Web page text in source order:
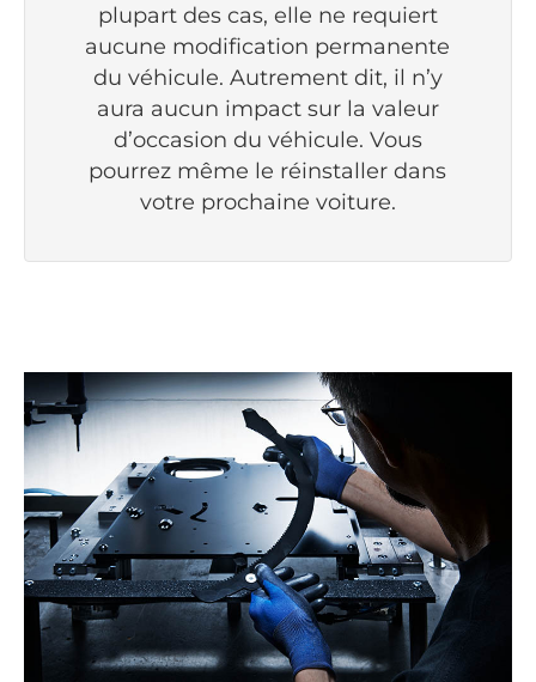
plupart des cas, elle ne requiert
aucune modification permanente
du véhicule. Autrement dit, il n’y
aura aucun impact sur la valeur
d’occasion du véhicule. Vous
pourrez même le réinstaller dans
votre prochaine voiture.